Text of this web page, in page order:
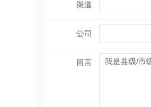
渠道
公司
留言